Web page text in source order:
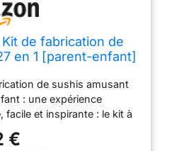
Kit de fabrication de
en 1 [parent-enfant]
professionnels,
à sushi en bambou,
moule à onigiri,
riz, couteau à sushi
de sushis amusant
: une expérience
facile et inspirante : le kit à
en un rien de
€